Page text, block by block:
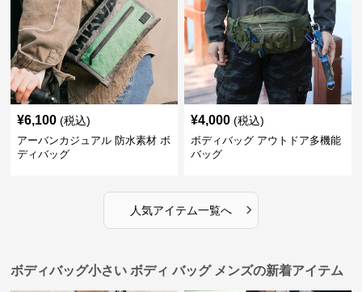
¥6,100 (税込)
アーバンカジュアル 防水素材 ボ
ディバッグ
¥4,000 (税込)
ボディバッグ アウトドア多機能
バッグ
人気アイテム一覧へ ›
ボディバッグ小さい ボディ バッグ メンズの新着アイテム